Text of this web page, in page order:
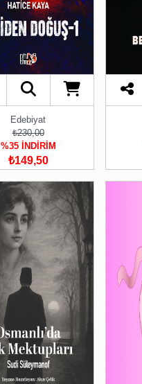
Edebiyat
₺230,00
%35 İNDİRİM
₺149,50